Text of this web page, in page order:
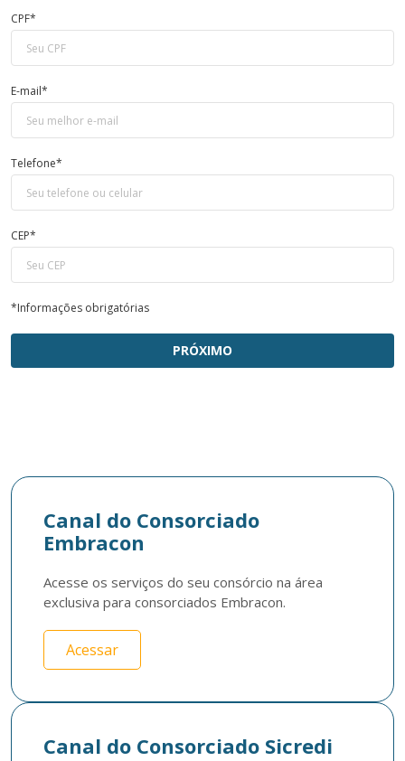
CPF*
E-mail*
Telefone*
CEP*
*Informações obrigatórias
PRÓXIMO
Canal do Consorciado
Embracon
Acesse os serviços do seu consórcio na área
exclusiva para consorciados Embracon.
Acessar
Canal do Consorciado Sicredi